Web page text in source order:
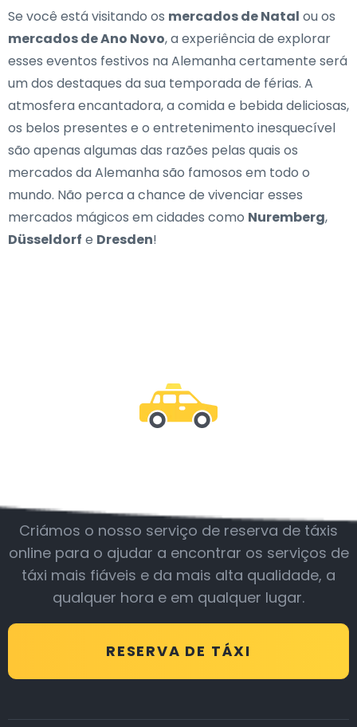
Se você está visitando os mercados de Natal ou os
mercados de Ano Novo, a experiência de explorar
esses eventos festivos na Alemanha certamente será
um dos destaques da sua temporada de férias. A
atmosfera encantadora, a comida e bebida deliciosas,
os belos presentes e o entretenimento inesquecível
são apenas algumas das razões pelas quais os
mercados da Alemanha são famosos em todo o
mundo. Não perca a chance de vivenciar esses
mercados mágicos em cidades como Nuremberg,
Düsseldorf e Dresden!
Criámos o nosso serviço de reserva de táxis
online para o ajudar a encontrar os serviços de
táxi mais fiáveis e da mais alta qualidade, a
qualquer hora e em qualquer lugar.
RESERVA DE TÁXI